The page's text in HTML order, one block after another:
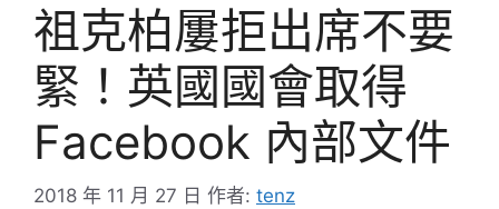
祖克柏屢拒出席不要
緊！英國國會取得
Facebook 內部文件
2018 年 11 月 27 日 作者: tenz